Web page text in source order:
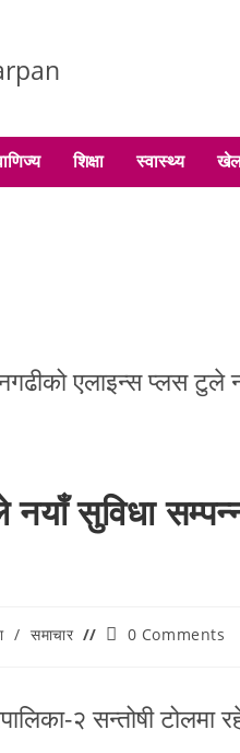
शिक्षा स्वास्थ्य
सुविधा
/ समाचार 0 Comments
२ सन्तोषी टोलमा